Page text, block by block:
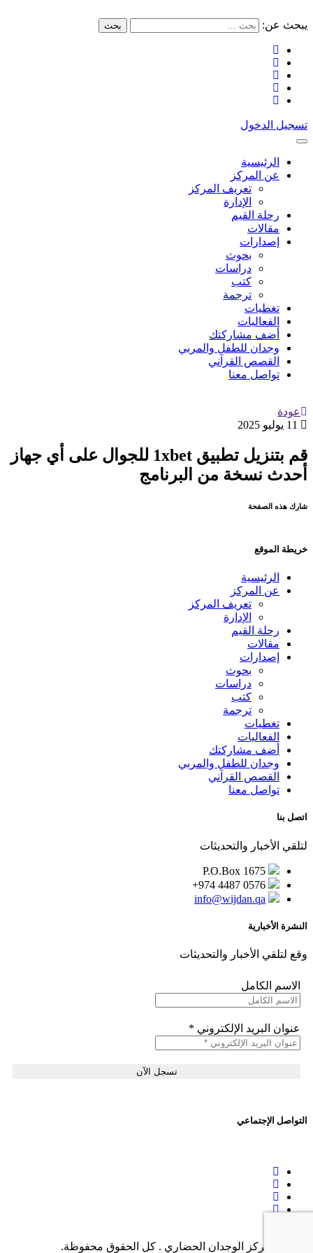
يبحث عن: بحث
تسجيل الدخول
الرئيسية
عن المركز
تعريف المركز
الإدارة
رحلة القيم
مقالات
إصدارات
بحوث
دراسات
كتب
ترجمة
تغطيات
الفعاليات
أضف مشاركتك
وجدان للطفل والمربي
القصص القرآني
تواصل معنا
عودة
قم بتنزيل تطبيق 1xbet للجوال على أي جهاز
أحدث نسخة من البرنامج
شارك هذه الصفحة
خريطة الموقع
الرئيسية
عن المركز
تعريف المركز
الإدارة
رحلة القيم
مقالات
إصدارات
بحوث
دراسات
كتب
ترجمة
تغطيات
الفعاليات
أضف مشاركتك
وجدان للطفل والمربي
القصص القرآني
تواصل معنا
اتصل بنا
لتلقي الأخبار والتحديثات
P.O.Box 1675
+974 4487 0576
info@wijdan.qa
النشرة الأخبارية
وقع لتلقي الأخبار والتحديثات
الاسم الكامل
عنوان البريد الإلكتروني *
التواصل الإجتماعي